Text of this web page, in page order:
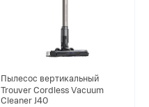
Пылесос вертикальный
Trouver Cordless Vacuum
Cleaner J40